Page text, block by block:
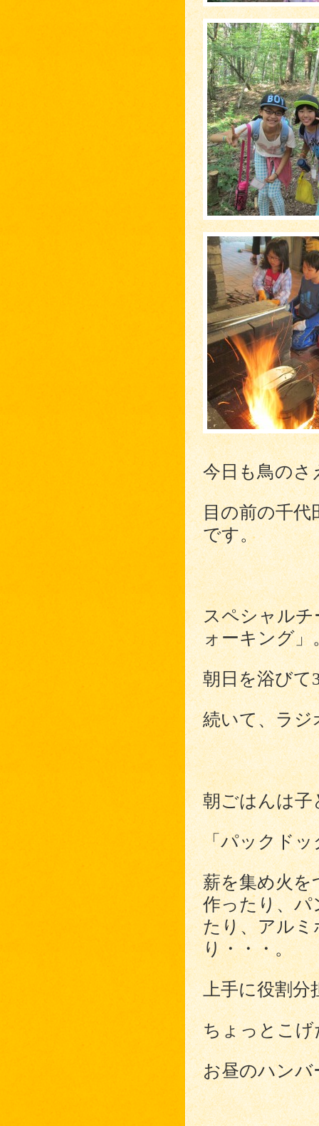
今日も鳥のさ
目の前の千代
です。
スペシャルチ
ォーキング」
朝日を浴びて
続いて、ラジ
朝ごはんは子
「パックドッ
薪を集め火を
作ったり、パ
たり、アルミ
り・・・。
上手に役割分
ちょっとこ
お昼のハンバ